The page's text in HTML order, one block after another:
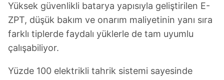
Yüksek güvenlikli batarya yapısıyla geliştirilen E-
ZPT, düşük bakım ve onarım maliyetinin yanı sıra
farklı tiplerde faydalı yüklerle de tam uyumlu
çalışabiliyor.
Yüzde 100 elektrikli tahrik sistemi sayesinde